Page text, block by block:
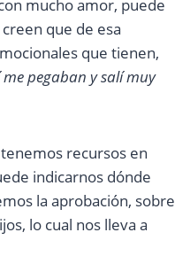
mucho amor, puede
que de esa
que tienen,
me pegaban y salí muy
recursos en
indicarnos dónde
la aprobación, sobre
lo cual nos lleva a